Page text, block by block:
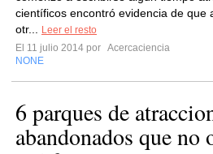
científicos encontró evidencia de que
otr...
Leer el resto
El 11 julio 2014 por Acercaciencia
NONE
6 parques de
abandonados que no